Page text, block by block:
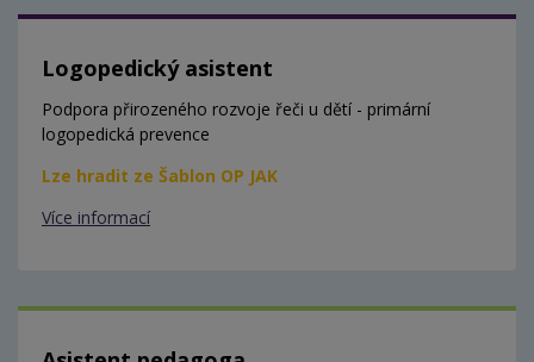
Logopedický asistent
Podpora přirozeného rozvoje řeči u dětí - primární
logopedická prevence
Lze hradit ze Šablon OP JAK
Více informací